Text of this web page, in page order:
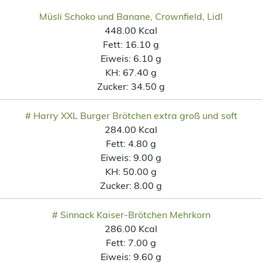
Müsli Schoko und Banane, Crownfield, Lidl
448.00 Kcal
Fett: 16.10 g
Eiweis: 6.10 g
KH: 67.40 g
Zucker: 34.50 g
# Harry XXL Burger Brötchen extra groß und soft
284.00 Kcal
Fett: 4.80 g
Eiweis: 9.00 g
KH: 50.00 g
Zucker: 8.00 g
# Sinnack Kaiser-Brötchen Mehrkorn
286.00 Kcal
Fett: 7.00 g
Eiweis: 9.60 g